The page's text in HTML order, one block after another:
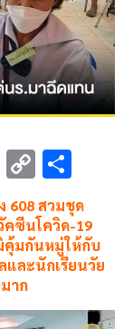
E
m
ai
l
C
o
py
Li
n
k
h
ar
e
608 สวมชุด
คซีนโควิด-19
คุ้มกันหมู่ให้กับ
ละนักเรียนวัย
าก